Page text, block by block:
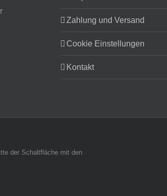
Zahlung und Versand
Cookie Einstellungen
Kontakt
der Schaltfläche mit den